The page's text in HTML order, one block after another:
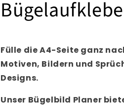
Fülle die A4-Seite ganz
Motiven, Bildern und
Designs.
Unser Bügelbild Planer